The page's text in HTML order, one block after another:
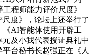
程师能力评价尺度》
尺度》，论坛上还举行了
《AI智能体使用开辟工
及小我代表授证典礼中
台秘书长赵强正在《人